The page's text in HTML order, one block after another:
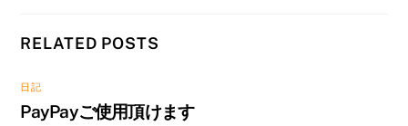
RELATED POSTS
日記
PayPayご使用頂けます